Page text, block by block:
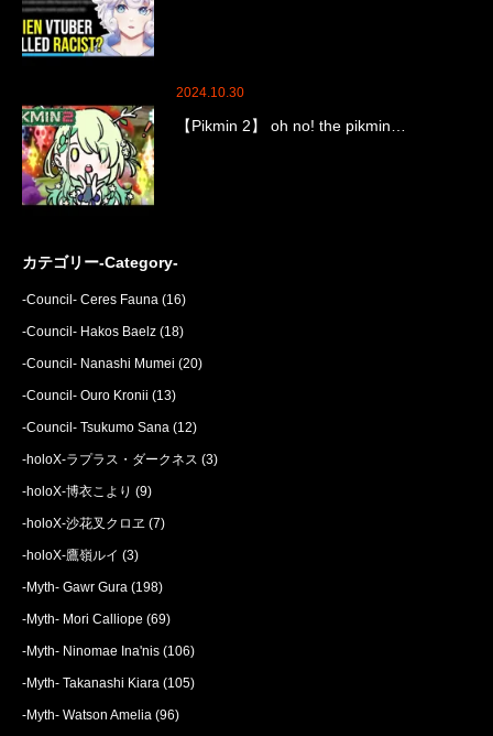
2024.10.30
【Pikmin 2】 oh no! the pikmin…
カテゴリー-Category-
-Council- Ceres Fauna (16)
-Council- Hakos Baelz (18)
-Council- Nanashi Mumei (20)
-Council- Ouro Kronii (13)
-Council- Tsukumo Sana (12)
-holoX-ラプラス・ダークネス (3)
-holoX-博衣こより (9)
-holoX-沙花叉クロヱ (7)
-holoX-鷹嶺ルイ (3)
-Myth- Gawr Gura (198)
-Myth- Mori Calliope (69)
-Myth- Ninomae Ina'nis (106)
-Myth- Takanashi Kiara (105)
-Myth- Watson Amelia (96)